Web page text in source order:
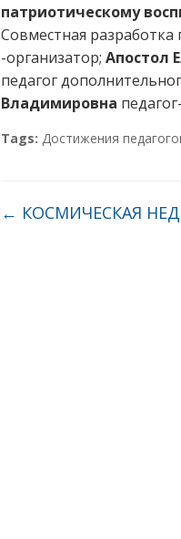
патриотическому
Совместная разработка
-организатор; Апостол
педагог
Владимировна
Tags: Достижения
← КОСМИЧЕСКАЯ